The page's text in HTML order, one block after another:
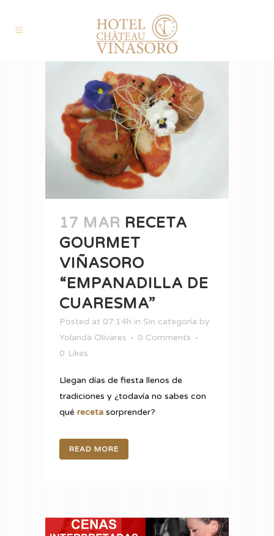
17 MAR RECETA
GOURMET
VIÑASORO
“EMPANADILLA DE
CUARESMA”
Posted at 07:14h in Sin categoría by
Yolanda Olivares
0 Comments
0 Likes
Llegan días de fiesta llenos de
tradiciones y ¿todavía no sabes con
qué receta sorprender?
READ MORE